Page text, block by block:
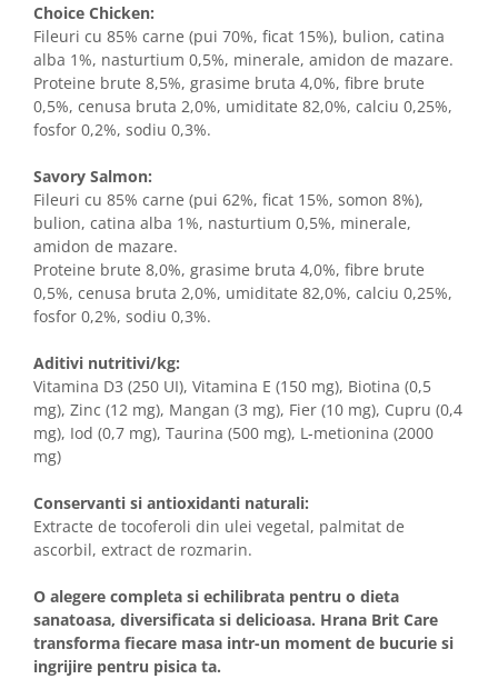
Choice Chicken:
Fileuri cu 85% carne (pui 70%, ficat 15%), bulion, catina
alba 1%, nasturtium 0,5%, minerale, amidon de mazare.
Proteine brute 8,5%, grasime bruta 4,0%, fibre brute
0,5%, cenusa bruta 2,0%, umiditate 82,0%, calciu 0,25%,
fosfor 0,2%, sodiu 0,3%.
Savory Salmon:
Fileuri cu 85% carne (pui 62%, ficat 15%, somon 8%),
bulion, catina alba 1%, nasturtium 0,5%, minerale,
amidon de mazare.
Proteine brute 8,0%, grasime bruta 4,0%, fibre brute
0,5%, cenusa bruta 2,0%, umiditate 82,0%, calciu 0,25%,
fosfor 0,2%, sodiu 0,3%.
Aditivi nutritivi/kg:
Vitamina D3 (250 UI), Vitamina E (150 mg), Biotina (0,5
mg), Zinc (12 mg), Mangan (3 mg), Fier (10 mg), Cupru (0,4
mg), Iod (0,7 mg), Taurina (500 mg), L-metionina (2000
mg)
Conservanti si antioxidanti naturali:
Extracte de tocoferoli din ulei vegetal, palmitat de
ascorbil, extract de rozmarin.
O alegere completa si echilibrata pentru o dieta
sanatoasa, diversificata si delicioasa. Hrana Brit Care
transforma fiecare masa intr-un moment de bucurie si
ingrijire pentru pisica ta.